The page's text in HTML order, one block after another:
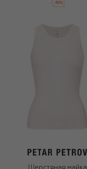
-30%
Шерстяная майка